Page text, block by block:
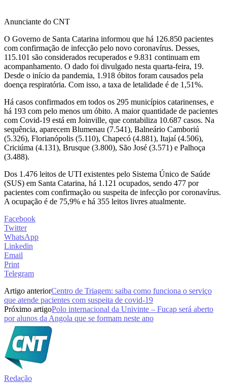
Anunciante do CNT
O Governo de Santa Catarina informou que há 126.850 pacientes
com confirmação de infecção pelo novo coronavírus. Desses,
115.101 são considerados recuperados e 9.831 continuam em
acompanhamento. O dado foi divulgado nesta quarta-feira, 19.
Desde o início da pandemia, 1.918 óbitos foram causados pela
doença respiratória. Com isso, a taxa de letalidade é de 1,51%.
Há casos confirmados em todos os 295 municípios catarinenses, e
há 193 com pelo menos um óbito. A maior quantidade de pacientes
com Covid-19 está em Joinville, que contabiliza 10.687 casos. Na
sequência, aparecem Blumenau (7.541), Balneário Camboriú
(5.326), Florianópolis (5.110), Chapecó (4.881), Itajaí (4.506),
Criciúma (4.131), Brusque (3.800), São José (3.571) e Palhoça
(3.488).
Dos 1.476 leitos de UTI existentes pelo Sistema Único de Saúde
(SUS) em Santa Catarina, há 1.121 ocupados, sendo 477 por
pacientes com confirmação ou suspeita de infecção por coronavírus.
A ocupação é de 75,9% e há 355 leitos livres atualmente.
Facebook
Twitter
WhatsApp
Linkedin
Email
Print
Telegram
Artigo anteriorCentro de Triagem: saiba como funciona o serviço
que atende pacientes com suspeita de covid-19
Próximo artigoPolo internacional da Univinte – Fucap será aberto
por alunos da Angola que se formam neste ano
Redação